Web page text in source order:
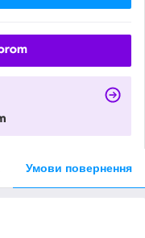
Умови повернення